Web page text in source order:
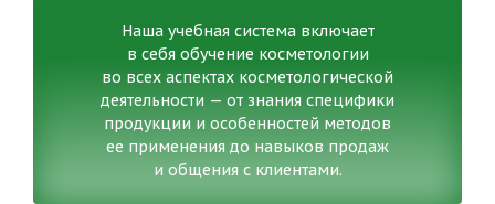
Наша учебная система включает
в себя обучение косметологии
во всех аспектах косметологической
деятельности — от знания специфики
продукции и особенностей методов
ее применения до навыков продаж
и общения с клиентами.